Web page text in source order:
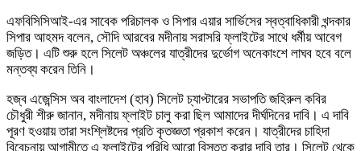
এফবিসিসিআই-এর সাবেক পরিচালক ও সিপার এয়ার সার্ভিসের স্বত্বাধিকারী খন্দকার
সিপার আহমদ বলেন, সৌদি আরবের মদীনায় সরাসরি ফ্লাইটের সাথে ধর্মীয় আবেগ
জড়িত। এটি শুরু হলে সিলেট অঞ্চলের যাত্রীদের দুর্ভোগ অনেকাংশে লাঘব হবে বলে
মন্তব্য করেন তিনি।
হজ্ব এজেন্সিস অব বাংলাদেশ (হাব) সিলেট চ্যাপ্টারের সভাপতি জহিরুল কবির
চৌধুরী শীরু জানান, মদীনায় ফ্লাইট চালু করা ছিল আমাদের দীর্ঘদিনের দাবি। এ দাবি
পূরণ হওয়ায় তারা সংশ্লিষ্টদের প্রতি কৃতজ্ঞতা প্রকাশ করেন। যাত্রীদের চাহিদা
বিবেচনায় আগামীতে এ ফ্লাইটের পরিধি আরো বিস্তৃত করার দাবি তার। সিলেট থেকে